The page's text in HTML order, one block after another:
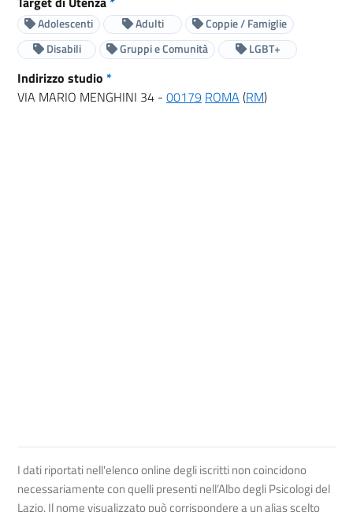
Adolescenti Adulti
Coppie / Famiglie
Disabili
Gruppi e Comunità LGBT+
Indirizzo studio *
VIA MARIO MENGHINI 34 - 00179 ROMA (RM)
I dati riportati nell'elenco online degli iscritti non coincidono
necessariamente con quelli presenti nell’Albo degli Psicologi del
Lazio. Il nome visualizzato può corrispondere a un alias scelto